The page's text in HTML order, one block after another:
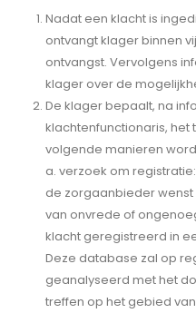
Nadat een klacht is
ontvangt klager binnen
ontvangst. Vervolgens
klager over de
De klager bepaalt, na
klachtenfunctionaris, het
volgende manieren
a. verzoek om
de zorgaanbieder
van onvrede of
klacht geregistreerd in
Deze database zal op
geanalyseerd met het
treffen op het gebied